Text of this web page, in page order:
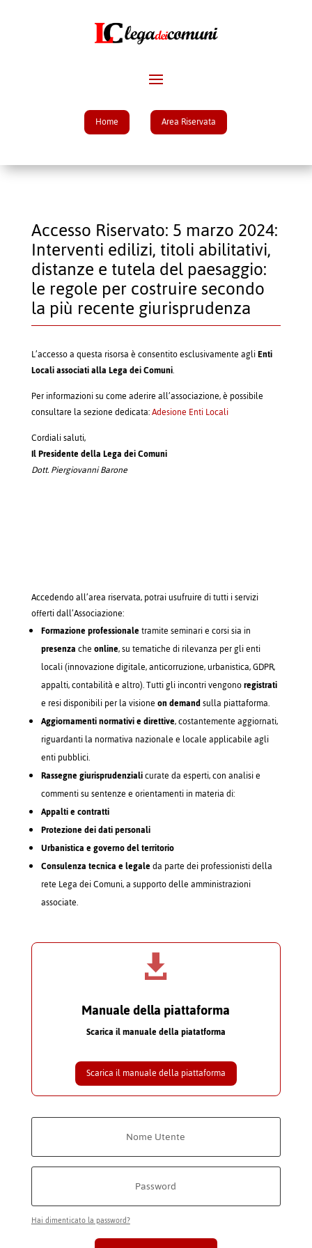
Home Area Riservata
Accesso Riservato: 5 marzo 2024:
Interventi edilizi, titoli abilitativi,
distanze e tutela del paesaggio:
le regole per costruire secondo
la più recente giurisprudenza
L’accesso a questa risorsa è consentito esclusivamente agliEnti
Locali associati alla Lega dei Comuni.
Per informazioni su come aderire all’associazione, è possibile
consultare la sezione dedicata:Adesione Enti Locali
Cordiali saluti,
Il Presidente della Lega dei Comuni
Dott. Piergiovanni Barone
Accedendo all’area riservata, potrai usufruire di tutti i servizi
offerti dall’Associazione:
Formazione professionaletramite seminari e corsi sia in
presenzacheonline, su tematiche di rilevanza per gli enti
locali (innovazione digitale, anticorruzione, urbanistica, GDPR,
appalti, contabilità e altro). Tutti gli incontri vengonoregistrati
e resi disponibili per la visioneon demandsulla piattaforma.
Aggiornamenti normativi e direttive, costantemente aggiornati,
riguardanti la normativa nazionale e locale applicabile agli
enti pubblici.
Rassegne giurisprudenzialicurate da esperti, con analisi e
commenti su sentenze e orientamenti in materia di:
Appalti e contratti
Protezione dei dati personali
Urbanistica e governo del territorio
Consulenza tecnica e legaleda parte dei professionisti della
rete Lega dei Comuni, a supporto delle amministrazioni
associate.

Manuale della piattaforma
Scarica il manuale della piatatforma
Scarica il manuale della piattaforma
Hai dimenticato la password?